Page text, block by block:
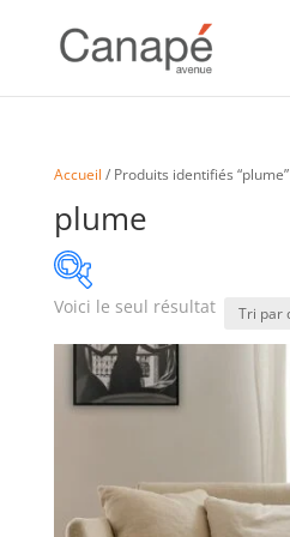
Accueil / Produits identifiés “plume”
plume
assise courte
assise très profonde(1)
Voici le seul résultat